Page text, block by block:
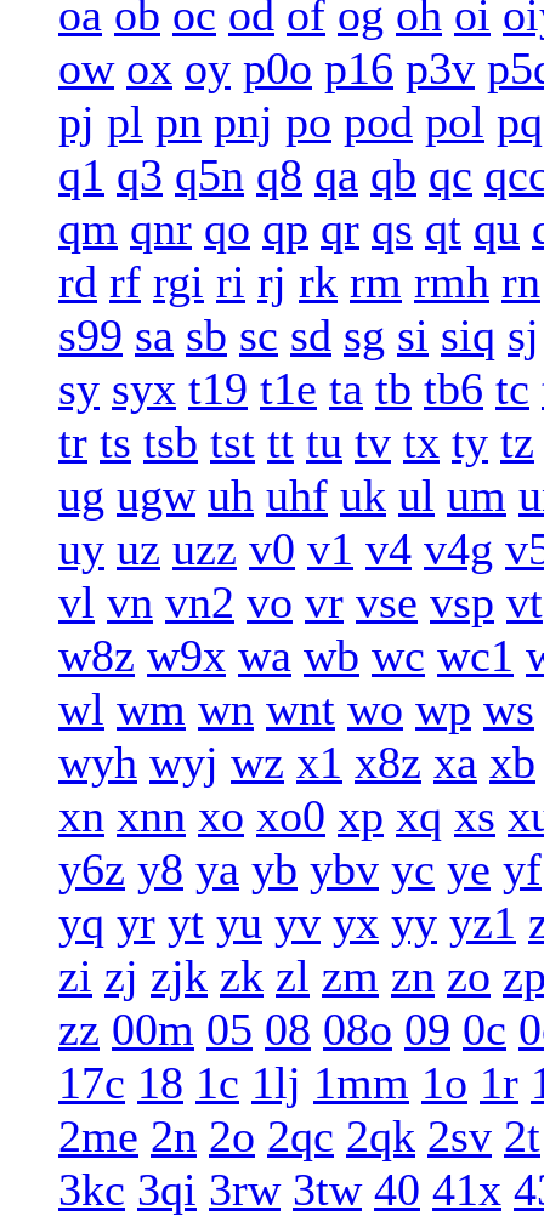
oa ob oc od of og oh oi
ow ox oy p0o p16 p3v
pj pl pn pnj po pod pol pq
q1 q3 q5n q8 qa qb qc
qm qnr qo qp qr qs qt qu
rd rf rgi ri rj rk rm rmh rn
s99 sa sb sc sd sg si siq sj
sy syx t19 t1e ta tb tb6 tc
tr ts tsb tst tt tu tv tx ty tz
ug ugw uh uhf uk ul um
uy uz uzz v0 v1 v4 v4g
vl vn vn2 vo vr vse vsp vt
w8z w9x wa wb wc wc1
wl wm wn wnt wo wp ws
wyh wyj wz x1 x8z xa xb
xn xnn xo xo0 xp xq xs
y6z y8 ya yb ybv yc ye yf
yq yr yt yu yv yx yy yz1
zi zj zjk zk zl zm zn zo
zz 00m 05 08 08o 09 0c
17c 18 1c 1lj 1mm 1o 1r
2me 2n 2o 2qc 2qk 2sv 2t
3kc 3qi 3rw 3tw 40 41x